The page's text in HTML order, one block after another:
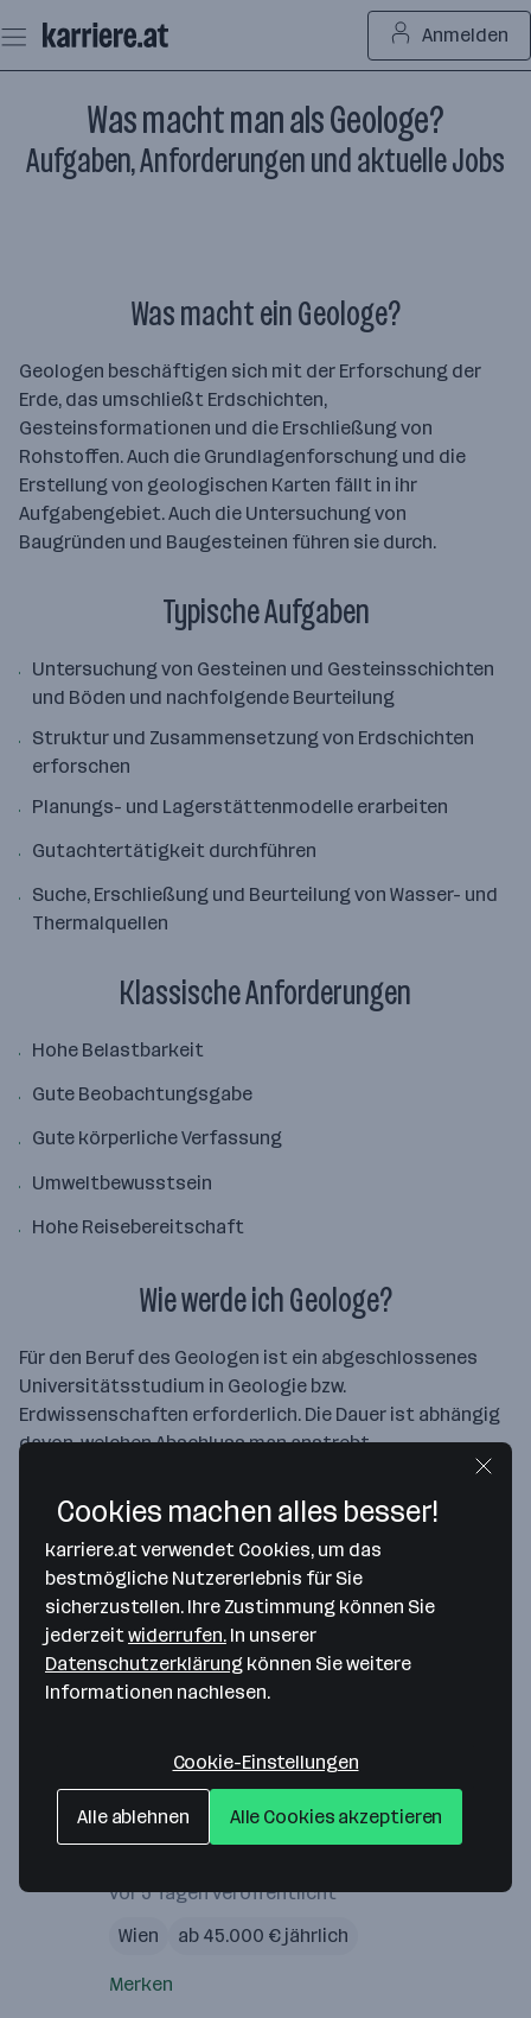
Seiteninhalt
springen
Anmelden
Was macht man als Geologe?
Aufgaben, Anforderungen und aktuelle Jobs
Was macht ein Geologe?
Geologen beschäftigen sich mit der Erforschung der
Erde, das umschließt Erdschichten,
Gesteinsformationen und die Erschließung von
Rohstoffen. Auch die Grundlagenforschung und die
Erstellung von geologischen Karten fällt in ihr
Aufgabengebiet. Auch die Untersuchung von
Baugründen und Baugesteinen führen sie durch.
Typische Aufgaben
Untersuchung von Gesteinen und Gesteinsschichten
und Böden und nachfolgende Beurteilung
Struktur und Zusammensetzung von Erdschichten
erforschen
Planungs- und Lagerstättenmodelle erarbeiten
Gutachtertätigkeit durchführen
Suche, Erschließung und Beurteilung von Wasser- und
Thermalquellen
Klassische Anforderungen
Hohe Belastbarkeit
Gute Beobachtungsgabe
Gute körperliche Verfassung
Umweltbewusstsein
Hohe Reisebereitschaft
Wie werde ich Geologe?
Für den Beruf des Geologen ist ein abgeschlossenes
Universitätsstudium in Geologie bzw.
Erdwissenschaften erforderlich. Die Dauer ist abhängig
davon, welchen Abschluss man anstrebt.
Aktuelle Geologe Jobs
Einstiegs-Positionen Mit Berufserfahrung
Bauingenieur:in / Geotechniker:in
gesucht
GB ZT GmbH für Geotechnik und
vor 5 Tagen veröffentlicht
Wien
ab 45.000 € jährlich
Merken
Cookies machen alles besser!
karriere.at verwendet Cookies, um das
bestmögliche Nutzererlebnis für Sie
sicherzustellen. Ihre Zustimmung können Sie
jederzeitwiderrufen. In unserer
Datenschutzerklärung können Sie weitere
Informationen nachlesen.
Cookie-Einstellungen
Alle ablehnen Alle Cookies akzeptieren